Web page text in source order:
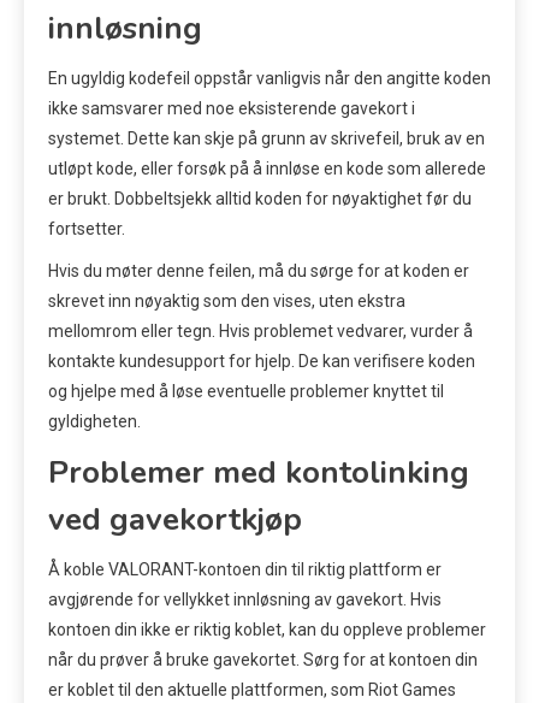
innløsning
En ugyldig kodefeil oppstår vanligvis når den angitte koden
ikke samsvarer med noe eksisterende gavekort i
systemet. Dette kan skje på grunn av skrivefeil, bruk av en
utløpt kode, eller forsøk på å innløse en kode som allerede
er brukt. Dobbeltsjekk alltid koden for nøyaktighet før du
fortsetter.
Hvis du møter denne feilen, må du sørge for at koden er
skrevet inn nøyaktig som den vises, uten ekstra
mellomrom eller tegn. Hvis problemet vedvarer, vurder å
kontakte kundesupport for hjelp. De kan verifisere koden
og hjelpe med å løse eventuelle problemer knyttet til
gyldigheten.
Problemer med kontolinking
ved gavekortkjøp
Å koble VALORANT-kontoen din til riktig plattform er
avgjørende for vellykket innløsning av gavekort. Hvis
kontoen din ikke er riktig koblet, kan du oppleve problemer
når du prøver å bruke gavekortet. Sørg for at kontoen din
er koblet til den aktuelle plattformen, som Riot Games